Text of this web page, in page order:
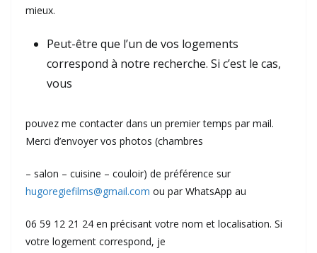
mieux.
Peut-être que l’un de vos logements
correspond à notre recherche. Si c’est le cas,
vous
pouvez me contacter dans un premier temps par mail.
Merci d’envoyer vos photos (chambres
– salon – cuisine – couloir) de préférence sur
hugoregiefilms@gmail.com ou par WhatsApp au
06 59 12 21 24 en précisant votre nom et localisation. Si
votre logement correspond, je